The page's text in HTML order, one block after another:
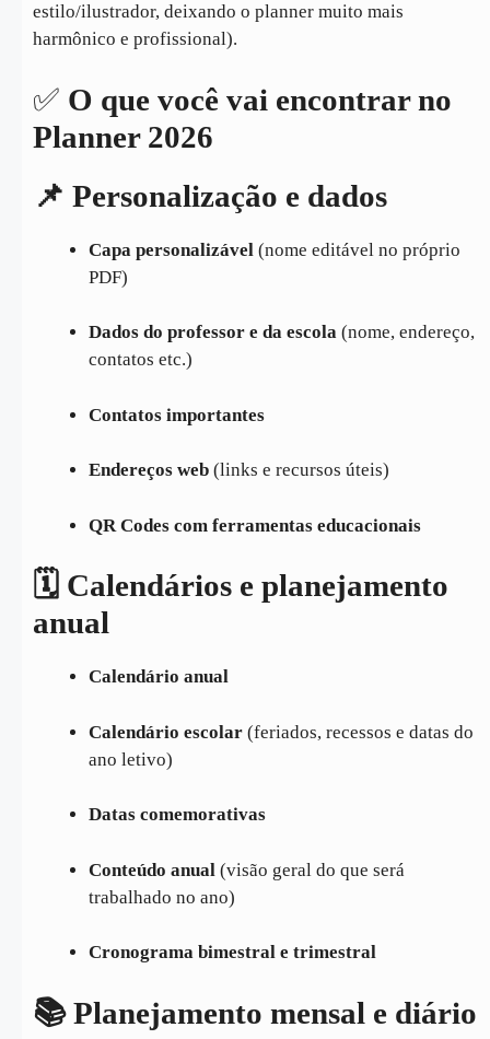
estilo/ilustrador, deixando o planner muito mais
harmônico e profissional).
✅ O que você vai encontrar no
Planner 2026
📌 Personalização e dados
Capa personalizável (nome editável no próprio
PDF)
Dados do professor e da escola (nome, endereço,
contatos etc.)
Contatos importantes
Endereços web (links e recursos úteis)
QR Codes com ferramentas educacionais
🗓️ Calendários e planejamento
anual
Calendário anual
Calendário escolar (feriados, recessos e datas do
ano letivo)
Datas comemorativas
Conteúdo anual (visão geral do que será
trabalhado no ano)
Cronograma bimestral e trimestral
📚 Planejamento mensal e diário